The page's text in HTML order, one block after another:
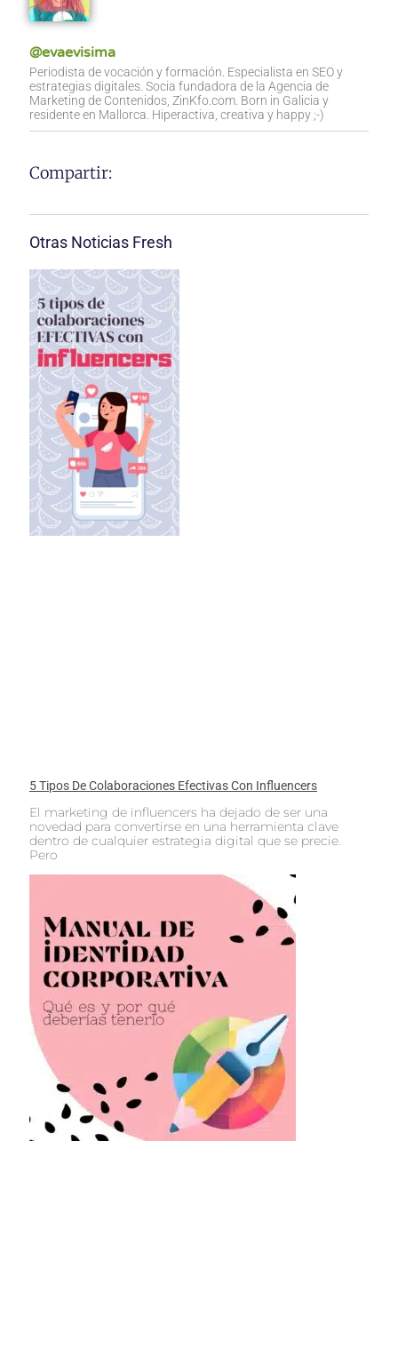
@evaevisima
Periodista de vocación y formación. Especialista en SEO y
estrategias digitales. Socia fundadora de la Agencia de
Marketing de Contenidos, ZinKfo.com. Born in Galicia y
residente en Mallorca. Hiperactiva, creativa y happy ;-)
Compartir:
Otras Noticias Fresh
5 Tipos De Colaboraciones Efectivas Con Influencers
El marketing de influencers ha dejado de ser una
novedad para convertirse en una herramienta clave
dentro de cualquier estrategia digital que se precie.
Pero